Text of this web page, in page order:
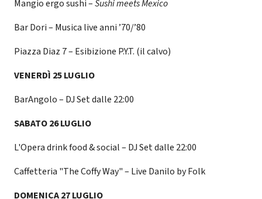
Mangio ergo sushi –Sushi meets Mexico
Bar Dori – Musica live anni ’70/’80
Piazza Diaz 7 – Esibizione P.Y.T. (il calvo)
VENERDÌ 25 LUGLIO
BarAngolo – DJ Set dalle 22:00
SABATO 26 LUGLIO
L'Opera drink food & social – DJ Set dalle 22:00
Caffetteria "The Coffy Way" – Live Danilo by Folk
DOMENICA 27 LUGLIO